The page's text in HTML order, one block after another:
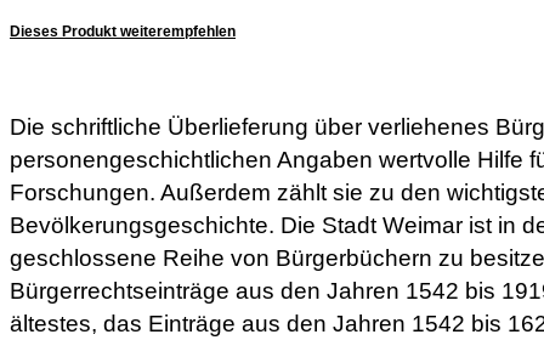
Dieses Produkt weiterempfehlen
Die schriftliche Überlieferung über verliehenes
personengeschichtlichen Angaben wertvolle Hilfe
Forschungen. Außerdem zählt sie zu den
Bevölkerungsgeschichte. Die Stadt Weimar ist in
geschlossene Reihe von Bürgerbüchern zu
Bürgerrechtseinträge aus den Jahren 1542 bis
ältestes, das Einträge aus den Jahren 1542 bis